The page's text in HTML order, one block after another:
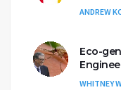
ANDREW
Eco-
WHITNEY